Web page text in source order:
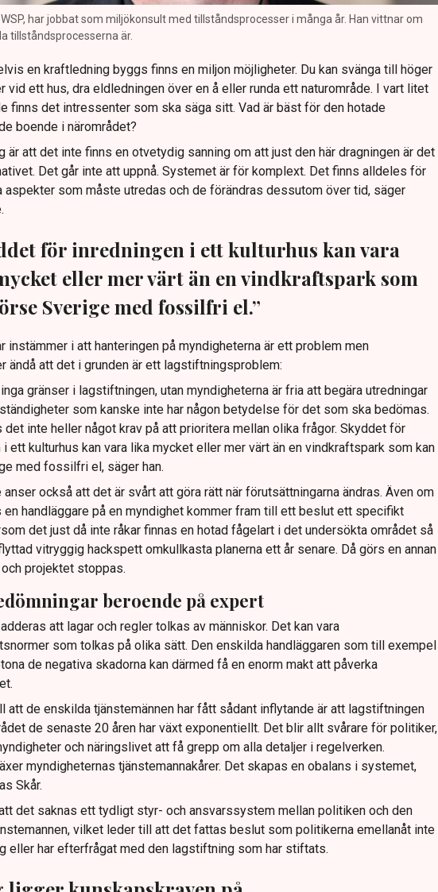
har jobbat som miljökonsult med tillståndsprocesser i många år. Han vittnar om
tillståndsprocesserna är.
en kraftledning byggs finns en miljon möjligheter. Du kan svänga till höger
vid ett hus, dra eldledningen över en å eller runda ett naturområde. I vart litet
finns det intressenter som ska säga sitt. Vad är bäst för den hotade
boende i närområdet?
är att det inte finns en otvetydig sanning om att just den här dragningen är det
Det går inte att uppnå. Systemet är för komplext. Det finns alldeles för
aspekter som måste utredas och de förändras dessutom över tid, säger
för inredningen i ett kulturhus kan vara
eller mer värt än en vindkraftspark som
Sverige med fossilfri el.”
instämmer i att hanteringen på myndigheterna är ett problem men
ändå att det i grunden är ett lagstiftningsproblem:
gränser i lagstiftningen, utan myndigheterna är fria att begära utredningar
som kanske inte har någon betydelse för det som ska bedömas.
det inte heller något krav på att prioritera mellan olika frågor. Skyddet för
i ett kulturhus kan vara lika mycket eller mer värt än en vindkraftspark som kan
med fossilfri el, säger han.
anser också att det är svårt att göra rätt när förutsättningarna ändras. Även om
handläggare på en myndighet kommer fram till ett beslut ett specifikt
det just då inte råkar finnas en hotad fågelart i det undersökta området så
vitryggig hackspett omkullkasta planerna ett år senare. Då görs en annan
projektet stoppas.
beroende på expert
att lagar och regler tolkas av människor. Det kan vara
som tolkas på olika sätt. Den enskilda handläggaren som till exempel
de negativa skadorna kan därmed få en enorm makt att påverka
att de enskilda tjänstemännen har fått sådant inflytande är att lagstiftningen
de senaste 20 åren har växt exponentiellt. Det blir allt svårare för politiker,
och näringslivet att få grepp om alla detaljer i regelverken.
myndigheternas tjänstemannakårer. Det skapas en obalans i systemet,
Skår.
att det saknas ett tydligt styr- och ansvarssystem mellan politiken och den
vilket leder till att det fattas beslut som politikerna emellanåt inte
eller har efterfrågat med den lagstiftning som har stiftats.